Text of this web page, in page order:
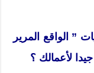
” الواقع المرير